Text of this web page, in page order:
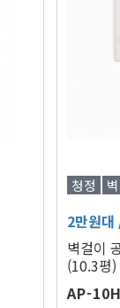
청정
2만원대
벽걸이
(10.3평)
AP-